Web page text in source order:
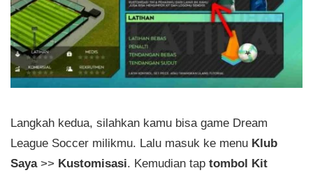
Langkah kedua, silahkan kamu bisa game Dream
League Soccer milikmu. Lalu masuk ke menu Klub
Saya>> Kustomisasi. Kemudian tap tombol Kit